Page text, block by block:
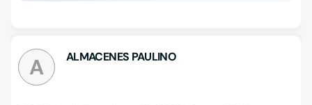
A ALMACENES PAULINO